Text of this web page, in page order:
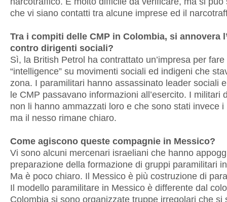
che vi siano contatti tra alcune imprese ed il
Tra i compiti delle CMP in Colombia, si annovera
contro dirigenti sociali?
Sì, la British Petrol ha contrattato un’impresa per
“intelligence” su movimenti sociali ed indigeni che
zona. I paramilitari hanno assassinato leader sociali
le CMP passavano informazioni all’esercito. I militari
non li hanno ammazzati loro e che sono stati invece i
ma il nesso rimane chiaro.
Come agiscono queste compagnie in Messico?
Vi sono alcuni mercenari israeliani che hanno
preparazione della formazione di gruppi paramilitari
Ma è poco chiaro. Il Messico è più costruzione di
Il modello paramilitare in Messico è differente dal
Colombia si sono organizzate truppe irregolari che si